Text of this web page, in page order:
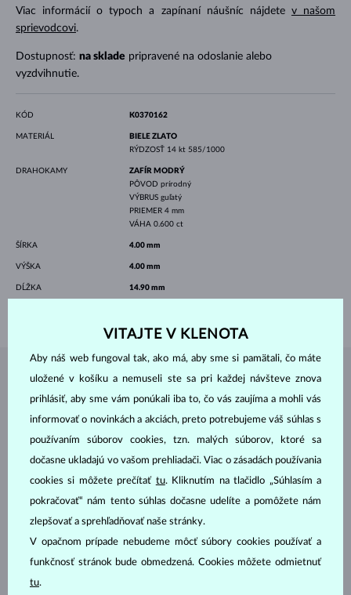
Viac informácií o typoch a zapínaní náušníc nájdete v našom
sprievodcovi.
Dostupnosť: na sklade pripravené na odoslanie alebo
vyzdvihnutie.
KÓD K0370162
MATERIÁL
BIELE ZLATO
RÝDZOSŤ 14 kt 585/1000
DRAHOKAMY
ZAFÍR MODRÝ
PÔVOD prírodný
VÝBRUS guľatý
PRIEMER 4 mm
VÁHA 0.600 ct
ŠÍRKA 4.00 mm
VÝŠKA 4.00 mm
DĹŽKA 14.90 mm
ŠPERKY ZATELIÉRU KLENOTA
VITAJTE V KLENOTA
Aby náš web fungoval tak, ako má, aby sme si pamätali, čo máte
uložené v košíku a nemuseli ste sa pri každej návšteve znova
prihlásiť, aby sme vám ponúkali iba to, čo vás zaujíma a mohli vás
informovať o novinkách a akciách, preto potrebujeme váš súhlas s
používaním súborov cookies, tzn. malých súborov, ktoré sa
dočasne ukladajú vo vašom prehliadači. Viac o zásadách používania
cookies si môžete prečítať tu. Kliknutím na tlačidlo „Súhlasím a
pokračovať“ nám tento súhlas dočasne udelíte a pomôžete nám
zlepšovať a sprehľadňovať naše stránky.
V opačnom prípade nebudeme môcť súbory cookies používať a
funkčnosť stránok bude obmedzená. Cookies môžete odmietnuť
tu.